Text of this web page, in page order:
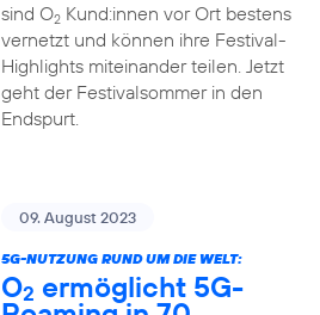
sind O2Kund:innen vor Ort bestens
vernetzt und können ihre Festival-
Highlights miteinander teilen. Jetzt
geht der Festivalsommer in den
Endspurt.
09. August 2023
5G-NUTZUNG RUND UM DIE WELT:
O2 ermöglicht 5G-